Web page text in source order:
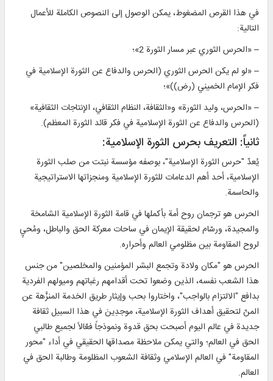
في هذا القرص المضغوط، يمكن الوصول إلى النصوص الكاملة للأعمال
التالية:
– «الحرس الثوري عبر مسار الثورة 2»؛
– «لو لم يكن الحرس الثوري (الحرس والدفاع عن الثورة الإسلامية في
فكر الإمام الخميني (رض))»؛
– «الحرس، وليد الثورة» و«الثقافة، النظام الثقافي، الإنتاجات الثقافية»
(الحرس والدفاع عن الثورة الإسلامية في فكر قائد الثورة المعظم).
ثانياً: التعريف بحرس الثورة الإسلامية:
يُعدّ "حرس الثورة الإسلامية"، بوصفه مؤسسة نبتت من صلب الثورة
الإسلامية، أحد أهم الدعامات للثورة الإسلامية ومنجزاتها الاستراتيجية
والحاسمة.
الحرس هو ترجمان روح أمة بأكملها في قامة الثورة الإسلامية الشامخة
والمجيدة، ورسّام لحقيقة الإيمان في ساحات معركة الحق والباطل، ومُحيٍ
لروح المقاومة بين مظلومي العالم وأحراره.
الحرس هو "مكان ولادة وتجمع البشر المؤمنين والمخلصين" من جنس
هذا الشعب نفسه، الذين وضعوا تحت أقدامهم رغباتهم وميولهم الفردية
بدافع "الالتزام بالواجب"، واختاروا بحب وإيثار طريق الخدمة المنزَّهة عن
المنّ لتحقيق أهداف الثورة الإسلامية، موجدِينَ في هذا السبيل ثقافة
جديدة في عالم اليوم أصبحت بحق قدوة ونموذجاً فعّالاً لجميع طالبي
الحق في العالم؛ والتي يمكن ملاحظة مصداقها الحقيقي في أداء "محور
المقاومة" في العالم الإسلامي وثقافة الشعوب المظلومة وطالبة الحق في
العالم.